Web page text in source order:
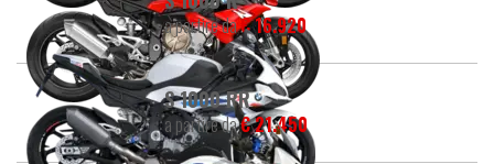
a partire da€ 16.920
S 1000 RR
a partire da€ 21.450